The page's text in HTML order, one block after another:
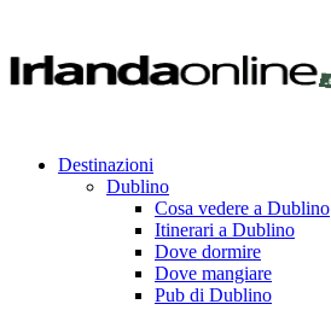
Destinazioni
Dublino
Cosa vedere a Dublino
Itinerari a Dublino
Dove dormire
Dove mangiare
Pub di Dublino